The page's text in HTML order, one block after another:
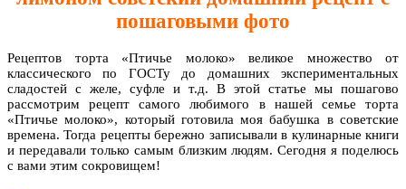
пошаговыми фото
Рецептов торта «Птичье молоко» великое множество от
классического по ГОСТу до домашних экспериментальных
сладостей с желе, суфле и т.д. В этой статье мы пошагово
рассмотрим рецепт самого любимого в нашей семье торта
«Птичье молоко», который готовила моя бабушка в советские
времена. Тогда рецепты бережно записывали в кулинарные книги
и передавали только самым близким людям. Сегодня я поделюсь
с вами этим сокровищем!